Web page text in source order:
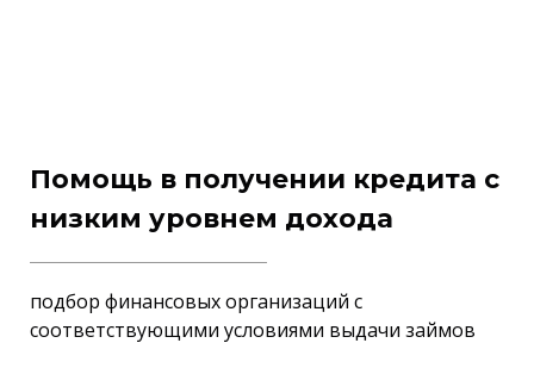
Помощь в получении кредита с
низким уровнем дохода
подбор финансовых организаций с
соответствующими условиями выдачи займов